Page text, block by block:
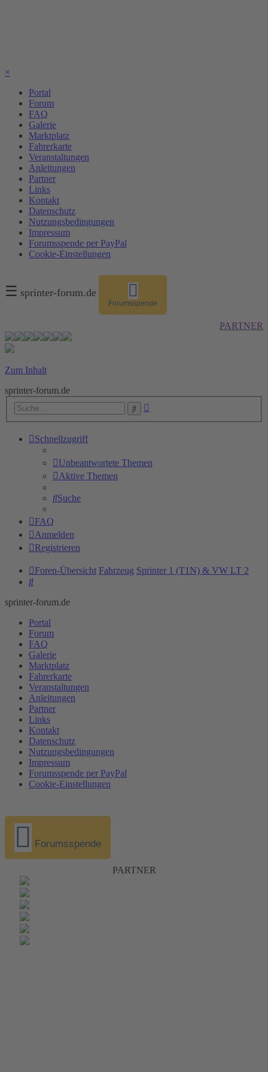
×
Portal
Forum
FAQ
Galerie
Marktplatz
Fahrerkarte
Veranstaltungen
Anleitungen
Partner
Links
Kontakt
Datenschutz
Nutzungsbedingungen
Impressum
Forumsspende per PayPal
Cookie-Einstellungen
☰ sprinter-forum.de
Forumsspende
PARTNER
Zum Inhalt
sprinter-forum.de
Suche
Schnellzugriff
Unbeantwortete Themen
Aktive Themen
Suche
FAQ
Anmelden
Registrieren
Foren-Übersicht Fahrzeug Sprinter 1 (T1N) & VW LT 2
Suche
sprinter-forum.de
Portal
Forum
FAQ
Galerie
Marktplatz
Fahrerkarte
Veranstaltungen
Anleitungen
Partner
Links
Kontakt
Datenschutz
Nutzungsbedingungen
Impressum
Forumsspende per PayPal
Cookie-Einstellungen
Forumsspende
PARTNER